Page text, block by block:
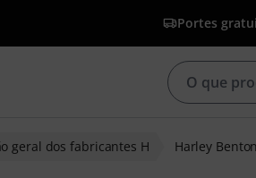
Portes
geral dos fabricantes H Harley Benton